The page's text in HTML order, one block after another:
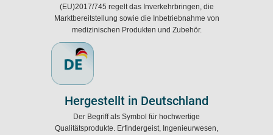
(EU)2017/745 regelt das Inverkehrbringen, die
Marktbereitstellung sowie die Inbetriebnahme von
medizinischen Produkten und Zubehör.
Hergestellt in Deutschland
Der Begriff als Symbol für hochwertige
Qualitätsprodukte. Erfindergeist, Ingenieurwesen,